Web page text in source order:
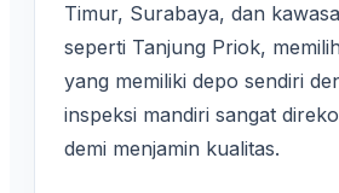
Timur, Surabaya, dan
seperti Tanjung Priok,
yang memiliki depo sendiri
inspeksi mandiri sangat
demi menjamin kualitas.